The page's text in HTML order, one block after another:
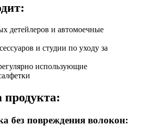
детейлеров и автомоечные
и студии по уходу за
использующие
без повреждения волокон: